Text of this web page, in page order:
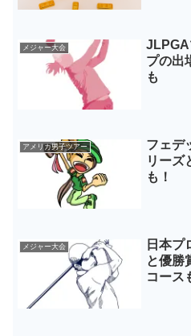
メジャー大会
JLPGA
プの出
も
アメリカ男子ツアー
フェデ
リーズ
も！
メジャー大会
日本プ
と優勝
コース